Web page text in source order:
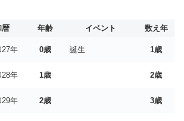
暦 年齢 イベント 数え年
年 0歳 誕生 1歳
年 1歳 2歳
年 2歳 3歳